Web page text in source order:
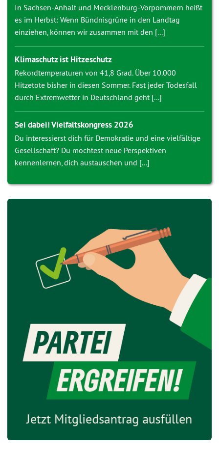
In Sachsen-Anhalt und Mecklenburg-Vorpommern heißt
es im Herbst: Wenn Bündnisgrüne in den Landtag
einziehen, können wir zusammen mit den [...]
Klimaschutz ist Hitzeschutz
Rekordtemperaturen von 41,8 Grad. Über 10.000
Hitzetote bisher in diesen Sommer. Fast jeder Todesfall
durch Extremwetter in Deutschland geht [...]
Sei dabei! Vielfaltskongress 2026
Du interessierst dich für Demokratie und eine vielfältige
Gesellschaft? Du möchtest neue Perspektiven
kennenlernen, dich austauschen und [...]